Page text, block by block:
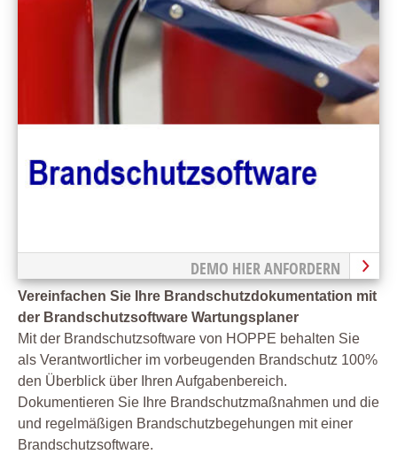
DEMO HIER ANFORDERN
Vereinfachen Sie Ihre Brandschutzdokumentation mit
der Brandschutzsoftware Wartungsplaner
Mit der Brandschutzsoftware von HOPPE behalten Sie
als Verantwortlicher im vorbeugenden Brandschutz 100%
den Überblick über Ihren Aufgabenbereich.
Dokumentieren Sie Ihre Brandschutzmaßnahmen und die
und regelmäßigen Brandschutzbegehungen mit einer
Brandschutzsoftware.